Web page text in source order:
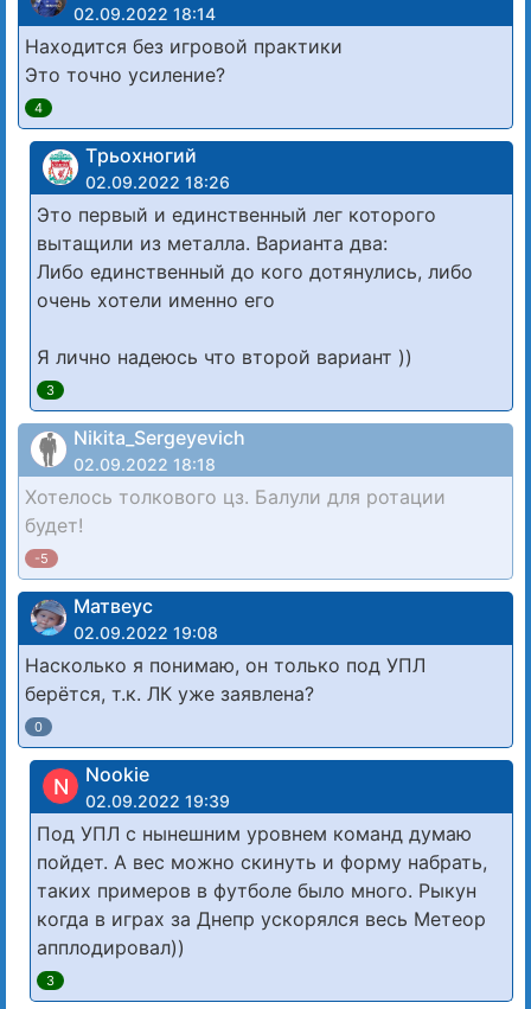
02.09.2022 18:14
Находится без игровой практики
Это точно усиление?
4
Tрьохногий
02.09.2022 18:26
Это первый и единственный лег которого
вытащили из металла. Варианта два:
Либо единственный до кого дотянулись, либо
очень хотели именно его
Я лично надеюсь что второй вариант ))
3
Nikita_Sergeyevich
02.09.2022 18:18
Хотелось толкового цз. Балули для ротации
будет!
-5
Матвеус
02.09.2022 19:08
Насколько я понимаю, он только под УПЛ
берётся, т.к. ЛК уже заявлена?
0
N Nookie
02.09.2022 19:39
Под УПЛ с нынешним уровнем команд думаю
пойдет. А вес можно скинуть и форму набрать,
таких примеров в футболе было много. Рыкун
когда в играх за Днепр ускорялся весь Метеор
апплодировал))
3